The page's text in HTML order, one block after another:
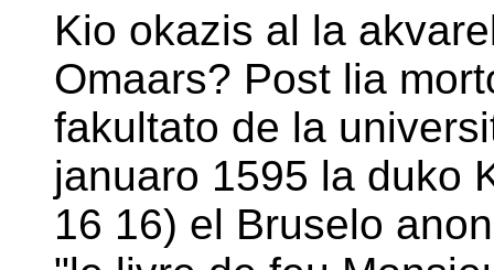
Kio okazis al la
Omaars? Post lia
fakultato de la
januaro 1595 la duko
16 16) el Bruselo